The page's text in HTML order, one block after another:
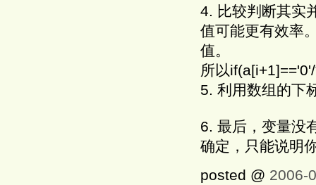
4. 比较判断其实
值可能更有效率
值。
所以
5. 利用数组的下
6. 最后，变量没
确定，只能说明
posted @ 2006-